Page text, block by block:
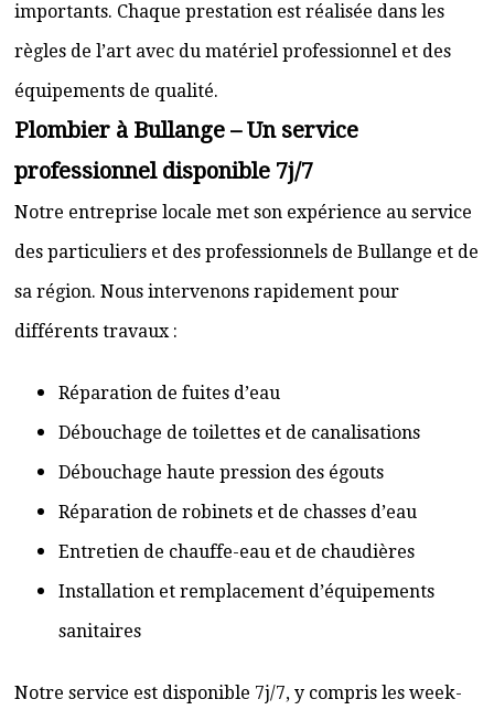
importants. Chaque prestation est réalisée dans les
règles de l’art avec du matériel professionnel et des
équipements de qualité.
Plombier à Bullange – Un service
professionnel disponible 7j/7
Notre entreprise locale met son expérience au service
des particuliers et des professionnels de Bullange et de
sa région. Nous intervenons rapidement pour
différents travaux :
Réparation de fuites d’eau
Débouchage de toilettes et de canalisations
Débouchage haute pression des égouts
Réparation de robinets et de chasses d’eau
Entretien de chauffe-eau et de chaudières
Installation et remplacement d’équipements
sanitaires
Notre service est disponible 7j/7, y compris les week-